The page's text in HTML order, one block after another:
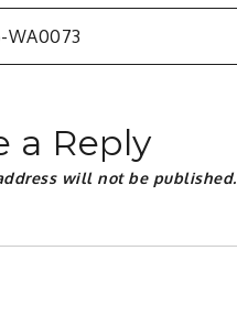
WA0073
a Reply
will not be published.